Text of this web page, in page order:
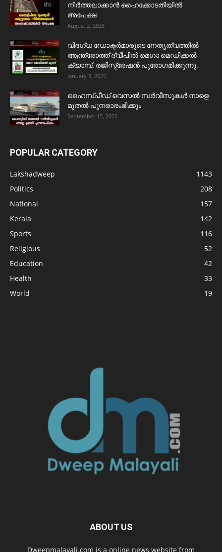
നിർത്തലാക്കാൻ ഹൈക്കോടതിയിൽ
അപേക്ഷ
August 2, 2025
വിദഗ്ധ ഡോക്ടർമാരുടെ നേതൃത്വത്തിൽ
ആന്ത്രോത്ത് ദ്വീപിൽ മെഗാ മെഡിക്കൽ
ക്യാമ്പ്. രജിസ്ട്രേഷൻ പുരോഗമിക്കുന്നു.
January 3, 2025
ഹൈസ്പീഡ് വെസൽ സർവീസുകൾ നാളെ
മുതൽ പുനരാരംഭിക്കും
September 15, 2025
POPULAR CATEGORY
Lakshadweep
1143
Politics
208
National
157
Kerala
142
Sports
116
Religious
52
Education
42
Health
33
World
19
ABOUT US
Dweepmalayali.com is a online news website from